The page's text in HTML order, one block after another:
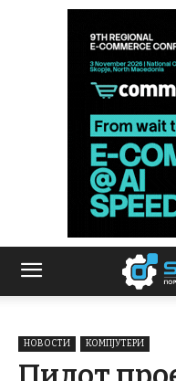
НОВОСТИ КОМПЈУТЕРИ